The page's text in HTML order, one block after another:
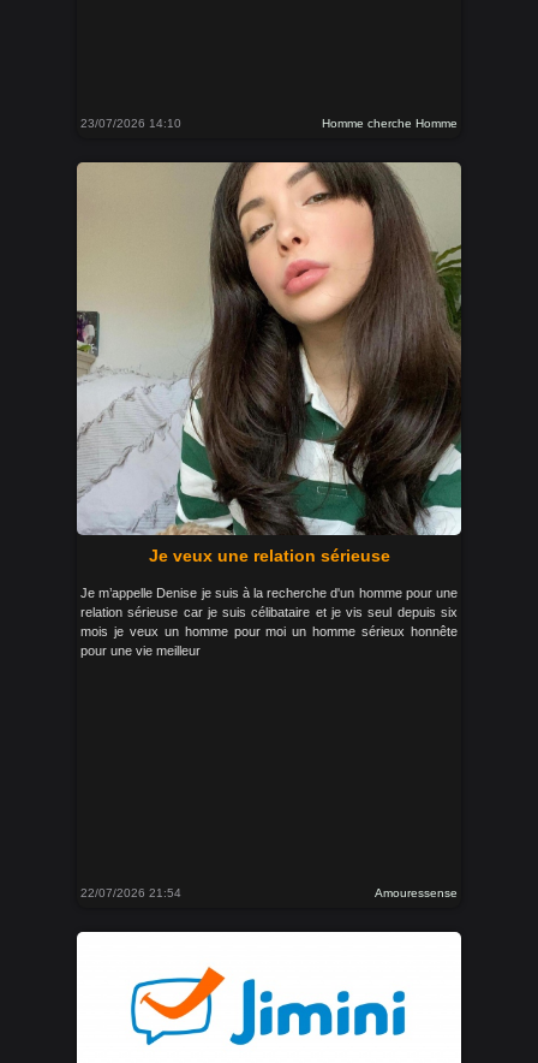
23/07/2026 14:10 Homme cherche Homme
Je veux une relation sérieuse
Je m’appelle Denise je suis à la recherche d'un homme pour une
relation sérieuse car je suis célibataire et je vis seul depuis six
mois je veux un homme pour moi un homme sérieux honnête
pour une vie meilleur
22/07/2026 21:54 Amouressense